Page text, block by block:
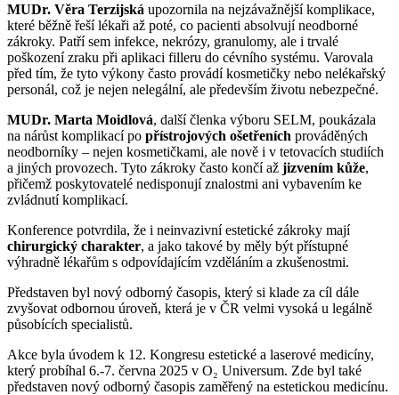
MUDr. Věra Terzijská upozornila na nejzávažnější komplikace,
které běžně řeší lékaři až poté, co pacienti absolvují neodborné
zákroky. Patří sem infekce, nekrózy, granulomy, ale i trvalé
poškození zraku při aplikaci filleru do cévního systému. Varovala
před tím, že tyto výkony často provádí kosmetičky nebo nelékařský
personál, což je nejen nelegální, ale především životu nebezpečné.
MUDr. Marta Moidlová, další členka výboru SELM, poukázala
na nárůst komplikací po přístrojových ošetřeních prováděných
neodborníky – nejen kosmetičkami, ale nově i v tetovacích studiích
a jiných provozech. Tyto zákroky často končí až jizvením kůže,
přičemž poskytovatelé nedisponují znalostmi ani vybavením ke
zvládnutí komplikací.
Konference potvrdila, že i neinvazivní estetické zákroky mají
chirurgický charakter, a jako takové by měly být přístupné
výhradně lékařům s odpovídajícím vzděláním a zkušenostmi.
Představen byl nový odborný časopis, který si klade za cíl dále
zvyšovat odbornou úroveň, která je v ČR velmi vysoká u legálně
působících specialistů.
Akce byla úvodem k 12. Kongresu estetické a laserové medicíny,
který probíhal 6.-7. června 2025 v O₂ Universum. Zde byl také
představen nový odborný časopis zaměřený na estetickou medicínu.